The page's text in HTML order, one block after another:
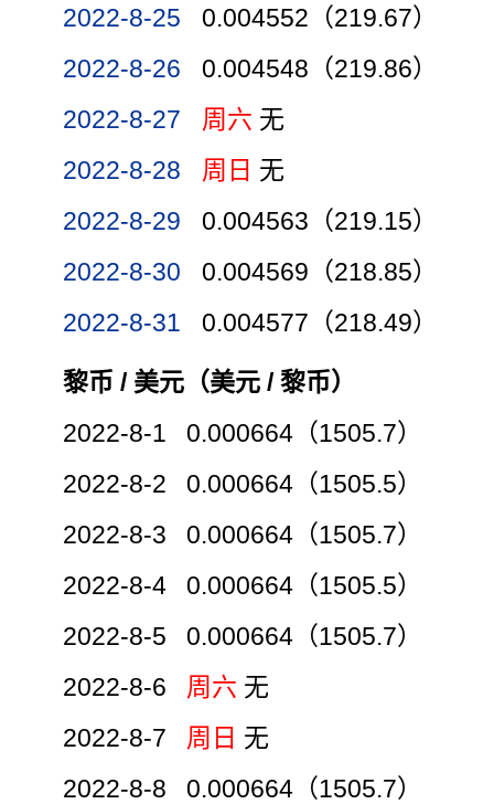
2022-8-25
0.004552（219.67）
2022-8-26
0.004548（219.86）
2022-8-27
周六 无
2022-8-28
周日 无
2022-8-29
0.004563（219.15）
2022-8-30
0.004569（218.85）
2022-8-31
0.004577（218.49）
黎币 / 美元（美元 / 黎币）
2022-8-1 0.000664（1505.7）
2022-8-2 0.000664（1505.5）
2022-8-3 0.000664（1505.7）
2022-8-4 0.000664（1505.5）
2022-8-5 0.000664（1505.7）
2022-8-6 周六 无
2022-8-7 周日 无
2022-8-8 0.000664（1505.7）